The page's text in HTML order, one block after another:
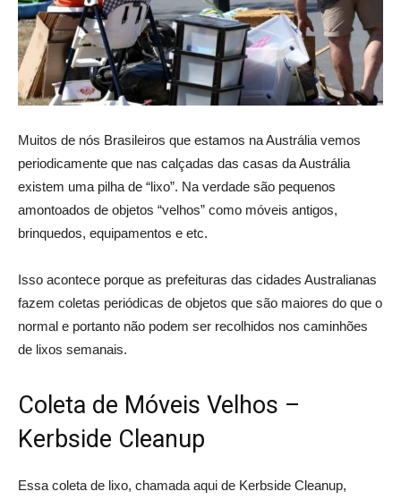
Muitos de nós Brasileiros que estamos na Austrália vemos
periodicamente que nas calçadas das casas da Austrália
existem uma pilha de “lixo”. Na verdade são pequenos
amontoados de objetos “velhos” como móveis antigos,
brinquedos, equipamentos e etc.
Isso acontece porque as prefeituras das cidades Australianas
fazem coletas periódicas de objetos que são maiores do que o
normal e portanto não podem ser recolhidos nos caminhões
de lixos semanais.
Coleta de Móveis Velhos –
Kerbside Cleanup
Essa coleta de lixo, chamada aqui de Kerbside Cleanup,